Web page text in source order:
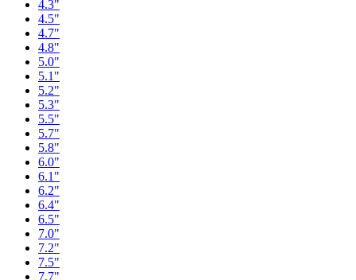
4.3"
4.5"
4.7"
4.8"
5.0"
5.1"
5.2"
5.3"
5.5"
5.7"
5.8"
6.0"
6.1"
6.2"
6.4"
6.5"
7.0"
7.2"
7.5"
7.7"